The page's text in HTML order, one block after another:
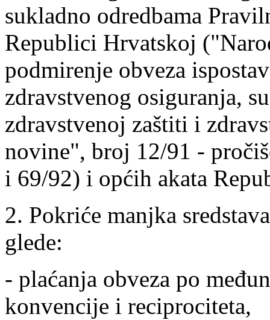
sukladno odredbama
Republici Hrvatskoj
podmirenje obveza
zdravstvenog osiguranja,
zdravstvenoj zaštiti i
novine", broj 12/91 -
i 69/92) i općih akata
2. Pokriće manjka
glede:
- plaćanja obveza po
konvencije i reciprociteta,